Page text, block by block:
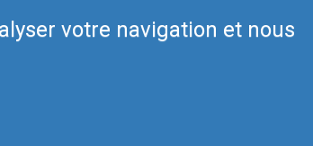
votre navigation et nous